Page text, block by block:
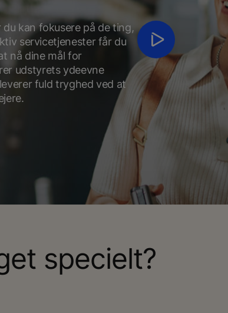
kan fokusere på de ting,
servicetjenester får du
nå dine mål for
udstyrets ydeevne
fuld tryghed ved at
specielt?